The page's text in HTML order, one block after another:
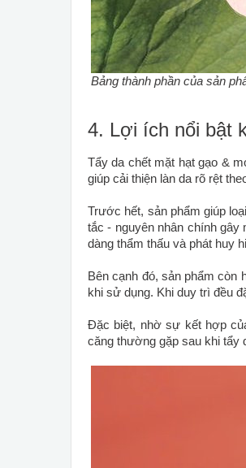
Bảng thành phần của sản
4. Lợi ích nổi bật
Tẩy da chết mặt hạt gạo &
giúp cải thiện làn da rõ rệt
Trước hết, sản phẩm giúp
tắc - nguyên nhân chính
dàng thẩm thấu và phát huy
Bên cạnh đó, sản phẩm còn
khi sử dụng. Khi duy trì đều
Đặc biệt, nhờ sự kết hợp
căng thường gặp sau khi tẩy